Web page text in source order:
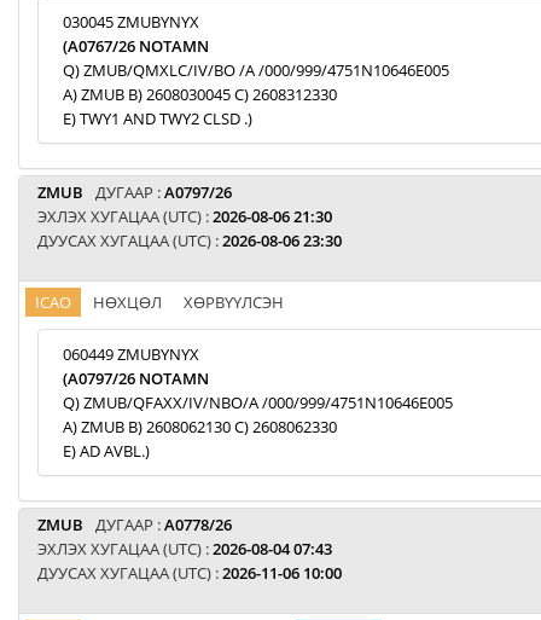
030045 ZMUBYNYX
(A0767/26 NOTAMN
Q) ZMUB/QMXLC/IV/BO /A /000/999/4751N10646E005
A) ZMUB B) 2608030045 C) 2608312330
E) TWY1 AND TWY2 CLSD .)
ZMUB ДУГААР :A0797/26
ЭХЛЭХ ХУГАЦАА (UTC) :2026-08-06 21:30
ДУУСАХ ХУГАЦАА (UTC) :2026-08-06 23:30
ICAO НӨХЦӨЛ ХӨРВҮҮЛСЭН
060449 ZMUBYNYX
(A0797/26 NOTAMN
Q) ZMUB/QFAXX/IV/NBO/A /000/999/4751N10646E005
A) ZMUB B) 2608062130 C) 2608062330
E) AD AVBL.)
ZMUB ДУГААР :A0778/26
ЭХЛЭХ ХУГАЦАА (UTC) :2026-08-04 07:43
ДУУСАХ ХУГАЦАА (UTC) :2026-11-06 10:00